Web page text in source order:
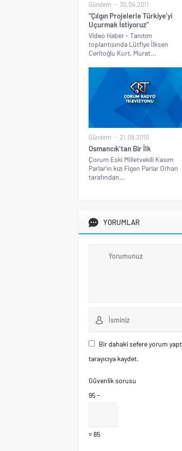
Gündem 30.04.2011
“Çılgın Projelerle Türkiye’yi
Uçurmak İstiyoruz”
Video Haber - Tanıtım
toplantısında Lütfiye İlksen
Ceritoğlu Kurt, Murat...
Gündem 21.09.2010
Osmancık’tan Bir İlk
Çorum Eski Milletvekili Kasım
Parlar'ın kızı Figen Parlar Orhan
tarafından...
YORUMLAR
Bir dahaki sefere yorum
tarayıcıya kaydet.
Güvenlik sorusu
95 −
= 85